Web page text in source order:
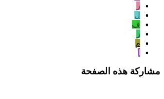
ر
ل
ف
ز
م
مشاركة هذه الصفحة